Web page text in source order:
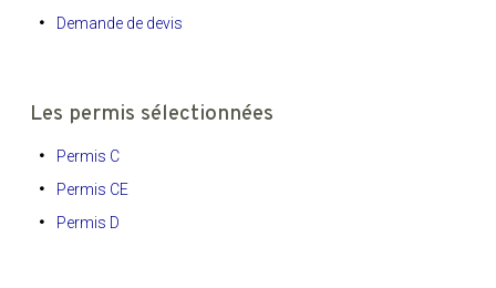
Demande de devis
Les permis sélectionnées
Permis C
Permis CE
Permis D